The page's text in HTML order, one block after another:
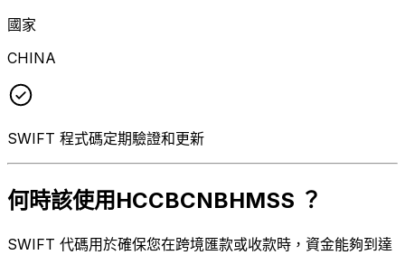
國家
CHINA
SWIFT 程式碼定期驗證和更新
何時該使用HCCBCNBHMSS ？
SWIFT 代碼用於確保您在跨境匯款或收款時，資金能夠到達